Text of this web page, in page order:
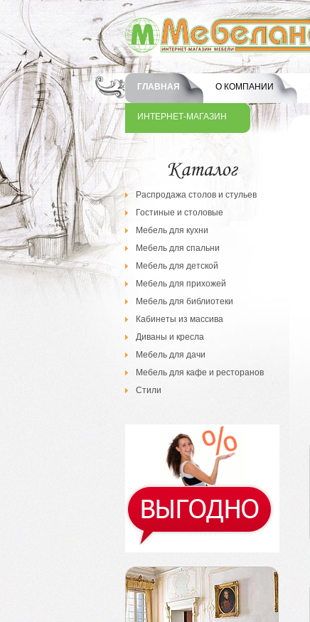
ГЛАВНАЯ О КОМПАНИИ
ИНТЕРНЕТ-МАГАЗИН
Распродажа столов и стульев
Гостиные и столовые
Мебель для кухни
Мебель для спальни
Мебель для детской
Мебель для прихожей
Мебель для библиотеки
Кабинеты из массива
Диваны и кресла
Мебель для дачи
Мебель для кафе и ресторанов
Стили